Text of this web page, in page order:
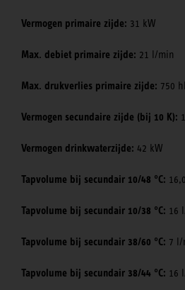
Vermogen primaire zijde: 31 kW
Max. debiet primaire zijde: 21 l/min
Max. drukverlies primaire zijde: 750
Vermogen secundaire zijde (bij 10 K):
Vermogen drinkwaterzijde: 42 kW
Tapvolume bij secundair 10/48 °C:
Tapvolume bij secundair 10/38 °C: 16
Tapvolume bij secundair 38/60 °C: 7 l/
Tapvolume bij secundair 38/44 °C: 16